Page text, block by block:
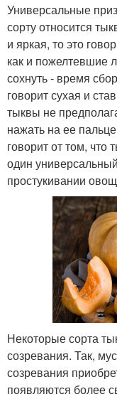
Универсальные
сорту относится
и яркая, то это
как и пожелтевшие
сохнуть - время
говорит сухая и
тыквы не
нажать на ее
говорит от том,
один
простукивании
Некоторые сорта
созревания. Так,
созревания
появляются более